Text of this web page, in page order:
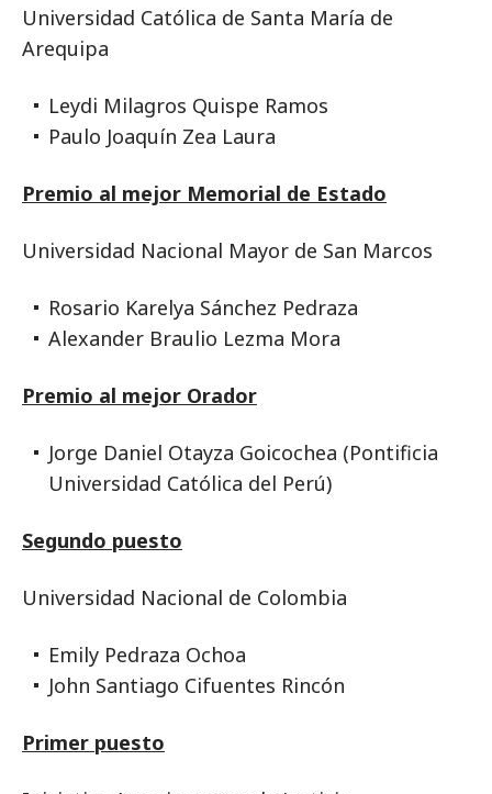
Universidad Católica de Santa María de
Arequipa
Leydi Milagros Quispe Ramos
Paulo Joaquín Zea Laura
Premio al mejor Memorial de Estado
Universidad Nacional Mayor de San Marcos
Rosario Karelya Sánchez Pedraza
Alexander Braulio Lezma Mora
Premio al mejor Orador
Jorge Daniel Otayza Goicochea (Pontificia
Universidad Católica del Perú)
Segundo puesto
Universidad Nacional de Colombia
Emily Pedraza Ochoa
John Santiago Cifuentes Rincón
Primer puesto